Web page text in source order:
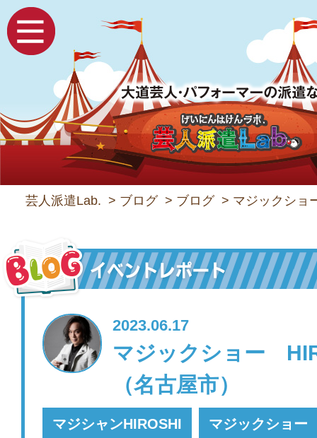
芸人派遣Lab. > ブログ > ブログ > マジックシ
2023.06.17
マジックショー
（名古屋市）
マジシャンHIROSHI マジックショー